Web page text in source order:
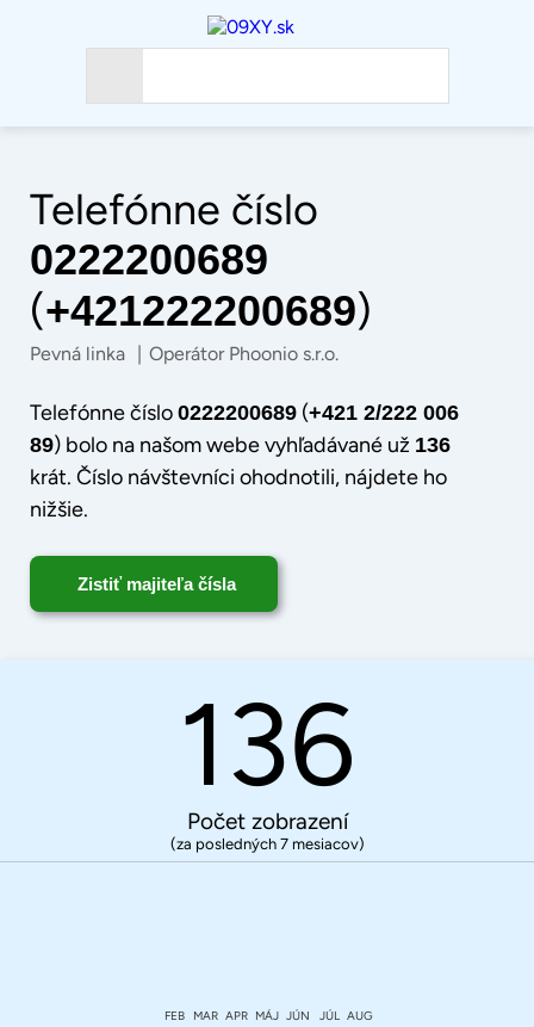
Telefónne číslo
0222200689
(+421222200689)
Pevná linka | Operátor Phoonio s.r.o.
Telefónne číslo 0222200689(+421 2/222 006
89) bolo na našom webe vyhľadávané už 136
krát. Číslo návštevníci ohodnotili, nájdete ho
nižšie.
Zistiť majiteľa čísla
136
Počet zobrazení
(za posledných 7 mesiacov)
FEB MAR APR MÁJ JÚN JÚL AUG